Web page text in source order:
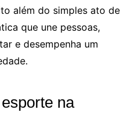
além do simples ato de
que une pessoas,
e desempenha um
na